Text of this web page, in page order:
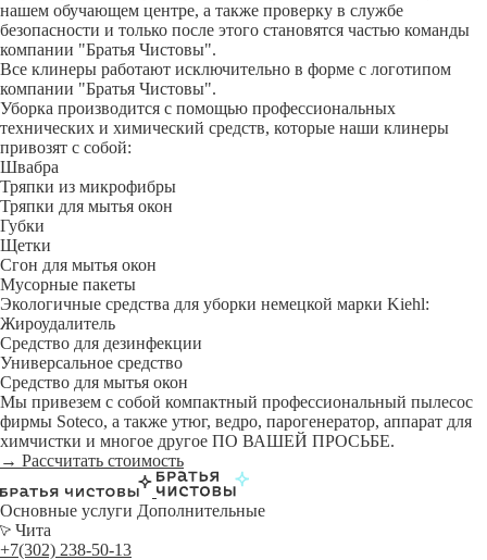
нашем обучающем центре, а также проверку в службе
безопасности и только после этого становятся частью команды
компании "Братья Чистовы".
Все клинеры работают исключительно в форме с логотипом
компании "Братья Чистовы".
Уборка производится с помощью профессиональных
технических и химический средств, которые наши клинеры
привозят с собой:
Швабра
Тряпки из микрофибры
Тряпки для мытья окон
Губки
Щетки
Сгон для мытья окон
Мусорные пакеты
Экологичные средства для уборки немецкой марки Kiehl:
Жироудалитель
Средство для дезинфекции
Универсальное средство
Средство для мытья окон
Мы привезем с собой компактный профессиональный пылесос
фирмы Soteco, а также утюг, ведро, парогенератор, аппарат для
химчистки и многое другое ПО ВАШЕЙ ПРОСЬБЕ.
→ Рассчитать стоимость
Основные услуги Дополнительные
Чита
+7(302) 238-50-13